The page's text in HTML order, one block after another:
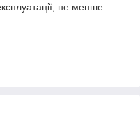
не менше